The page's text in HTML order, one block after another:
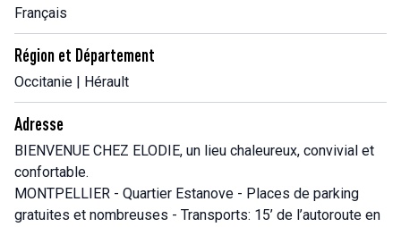
Français
Région et Département
Occitanie | Hérault
Adresse
BIENVENUE CHEZ ELODIE, un lieu chaleureux, convivial et
confortable.
MONTPELLIER - Quartier Estanove - Places de parking
gratuites et nombreuses - Transports: 15’ de l’autoroute en